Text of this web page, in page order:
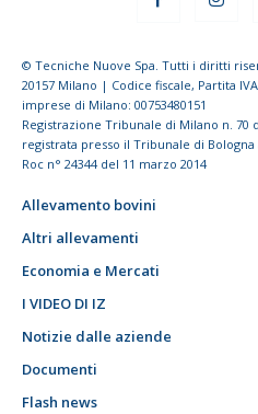
© Tecniche Nuove Spa. Tutti i diritti
20157 Milano | Codice fiscale, Partita
imprese di Milano: 00753480151
Registrazione Tribunale di Milano n. 70
registrata presso il Tribunale di Bologna
Roc n° 24344 del 11 marzo 2014
Allevamento bovini
Altri allevamenti
Economia e Mercati
I VIDEO DI IZ
Notizie dalle aziende
Documenti
Flash news